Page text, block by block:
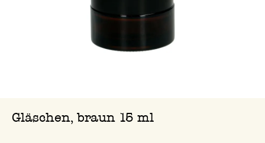
Gläschen, braun 15 ml